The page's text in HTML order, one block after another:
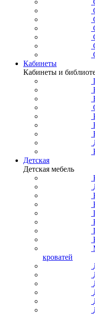
Кабинеты
Кабинеты и
Детская
Детская мебель
кроватей